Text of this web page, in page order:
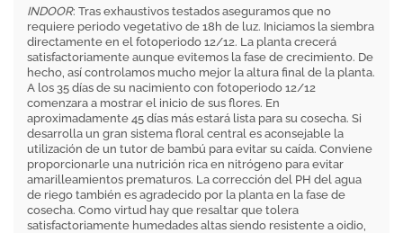
INDOOR: Tras exhaustivos testados aseguramos que no
requiere periodo vegetativo de 18h de luz. Iniciamos la siembra
directamente en el fotoperiodo 12/12. La planta crecerá
satisfactoriamente aunque evitemos la fase de crecimiento. De
hecho, así controlamos mucho mejor la altura final de la planta.
A los 35 días de su nacimiento con fotoperiodo 12/12
comenzara a mostrar el inicio de sus flores. En
aproximadamente 45 días más estará lista para su cosecha. Si
desarrolla un gran sistema floral central es aconsejable la
utilización de un tutor de bambú para evitar su caída. Conviene
proporcionarle una nutrición rica en nitrógeno para evitar
amarilleamientos prematuros. La corrección del PH del agua
de riego también es agradecido por la planta en la fase de
cosecha. Como virtud hay que resaltar que tolera
satisfactoriamente humedades altas siendo resistente a oidio,